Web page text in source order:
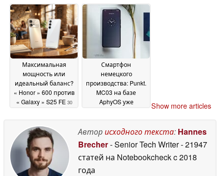
тестом01 July 2026
June 2026
Максимальная
мощность или
идеальный баланс?
« Honor » 600 против
« Galaxy » S25 FE 30
Смартфон
немецкого
производства: Punkt.
MC03 на базе
AphyOS уже
Show more articles
Авторисходного текста: Hannes
Brecher- Senior Tech Writer- 21947
статей на Notebookcheckc 2018
года